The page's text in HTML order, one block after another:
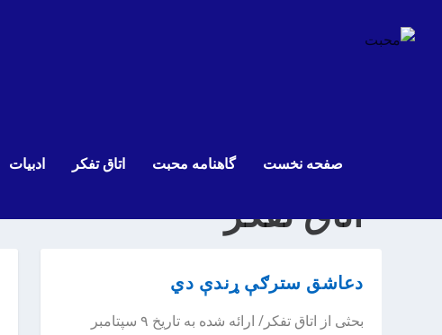
صفحه نخست گاهنامه محبت اتاق تفکر ادبیات
اتاق تفکر
دعاشق سترګې ړندې دي
بحثی از اتاق تفکر/ ارائه شده به تاریخ ۹ سپتامبر